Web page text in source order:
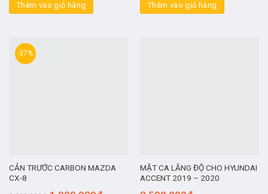
Thêm vào giỏ hàng Thêm vào giỏ hàng
-37%
CẢN TRƯỚC CARBON MAZDA
CX-8
MẶT CA LĂNG ĐỘ CHO HYUNDAI
ACCENT 2019 – 2020